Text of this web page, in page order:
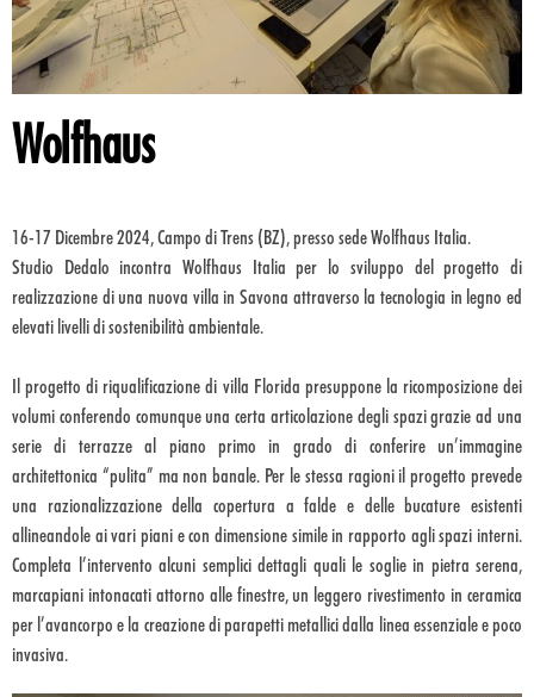
Wolfhaus
16-17 Dicembre 2024, Campo di Trens (BZ), presso sede Wolfhaus Italia.
Studio Dedalo incontra Wolfhaus Italia per lo sviluppo del progetto di
realizzazione di una nuova villa in Savona attraverso la tecnologia in legno ed
elevati livelli di sostenibilità ambientale.
Il progetto di riqualificazione di villa Florida presuppone la ricomposizione dei
volumi conferendo comunque una certa articolazione degli spazi grazie ad una
serie di terrazze al piano primo in grado di conferire un’immagine
architettonica “pulita” ma non banale. Per le stessa ragioni il progetto prevede
una razionalizzazione della copertura a falde e delle bucature esistenti
allineandole ai vari piani e con dimensione simile in rapporto agli spazi interni.
Completa l’intervento alcuni semplici dettagli quali le soglie in pietra serena,
marcapiani intonacati attorno alle finestre, un leggero rivestimento in ceramica
per l’avancorpo e la creazione di parapetti metallici dalla linea essenziale e poco
invasiva.